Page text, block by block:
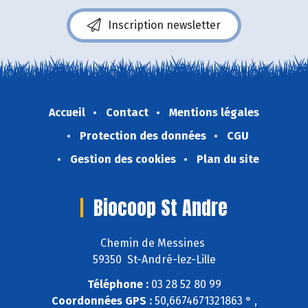
Inscription newsletter
Accueil Contact
Mentions légales
Protection des données
CGU
Gestion des cookies
Plan du site
Biocoop St Andre
Chemin de Messines
59350 St-André-lez-Lille
Téléphone :03 28 52 80 99
Coordonnées GPS :50,6674671321863 ° ,